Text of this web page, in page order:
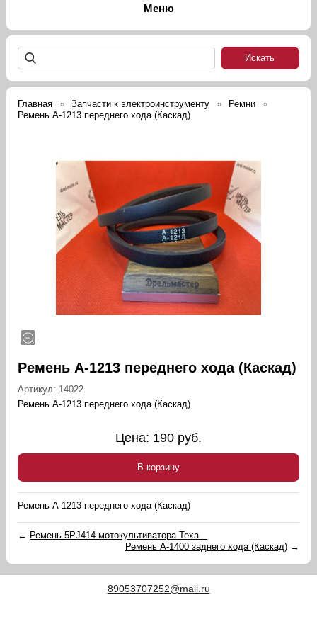
Главная Запчасти к электроинструменту
Ремни
Ремень А-1213 переднего хода (Каскад)
Ремень А-1213 переднего хода (Каскад)
Артикул: 14022
Ремень А-1213 переднего хода (Каскад)
Цена: 190 руб.
В корзину
Ремень А-1213 переднего хода (Каскад)
← Ремень 5PJ414 мотокультиватора Texa...
Ремень А-1400 заднего хода (Каскад)→
89053707252@mail.ru